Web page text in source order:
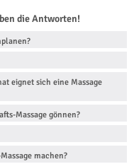
die Antworten!
eignet sich eine Massage
Massage gönnen?
machen?